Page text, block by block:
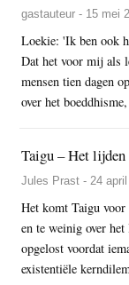
gastauteur - 15 mei
Loekie: 'Ik ben ook
Dat het voor mij als
mensen tien dagen
over het
Taigu – Het
Jules Prast - 24
Het komt Taigu voor
en te weinig over
opgelost voordat
existentiële